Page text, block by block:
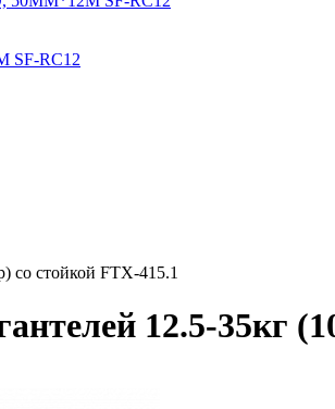
SF-RС12
со стойкой FTX-415.1
12.5-35кг